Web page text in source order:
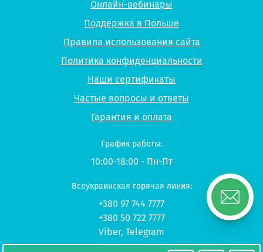
Онлайн-вебинары
Поддержка в Польше
Правила использования сайта
Политика конфиденциальности
Наши сертификаты
Частые вопросы и ответы
Гарантия и оплата
График работы:
10:00-18:00 - Пн-Пт
Всеукраинская горячая линия:
+380 97 744 7777
+380 50 722 7777
Viber, Telegram